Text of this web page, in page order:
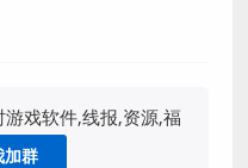
戏软件,线报,资源,福
加群